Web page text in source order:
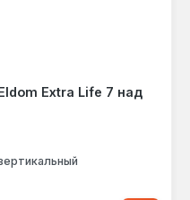
Extra Life 7 над